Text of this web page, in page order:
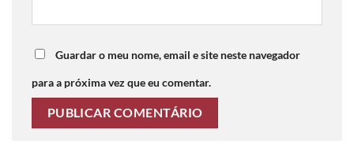
Guardar o meu nome, email e site neste navegador
para a próxima vez que eu comentar.